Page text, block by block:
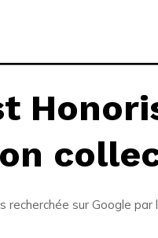
recherchée sur Google